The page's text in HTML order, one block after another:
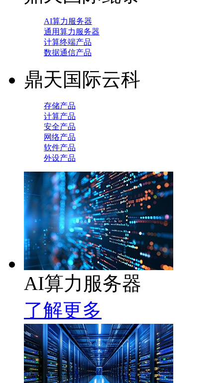
AI算力服务器
通用算力服务器
计算终端产品
数据通信产品
鼎天国际云科
存储产品
计算产品
安全产品
网络产品
软件产品
外设产品
AI算力服务器
了解更多